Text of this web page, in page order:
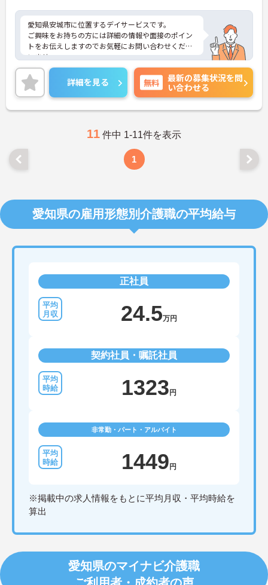
愛知県安城市に位置するデイサービスです。
ご興味をお持ちの方には詳細の情報や面接のポイン
トをお伝えしますのでお気軽にお問い合わせくださ
いませ。
詳細を見る 無料
最新の募集状況を問
い合わせる
11 件中 1-11件を表示
1
愛知県の雇用形態別介護職の平均給与
正社員
24.5万円
契約社員・嘱託社員
1323円
非常勤・パート・アルバイト
1449円
※掲載中の求人情報をもとに平均月収・平均時給を
算出
愛知県のマイナビ介護職